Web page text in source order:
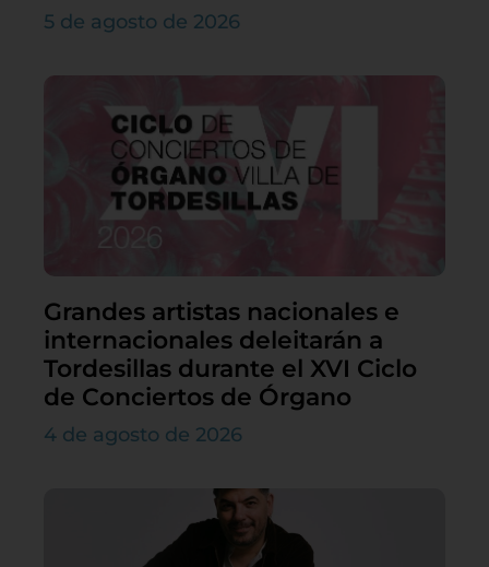
5 de agosto de 2026
Grandes artistas nacionales e
internacionales deleitarán a
Tordesillas durante el XVI Ciclo
de Conciertos de Órgano
4 de agosto de 2026